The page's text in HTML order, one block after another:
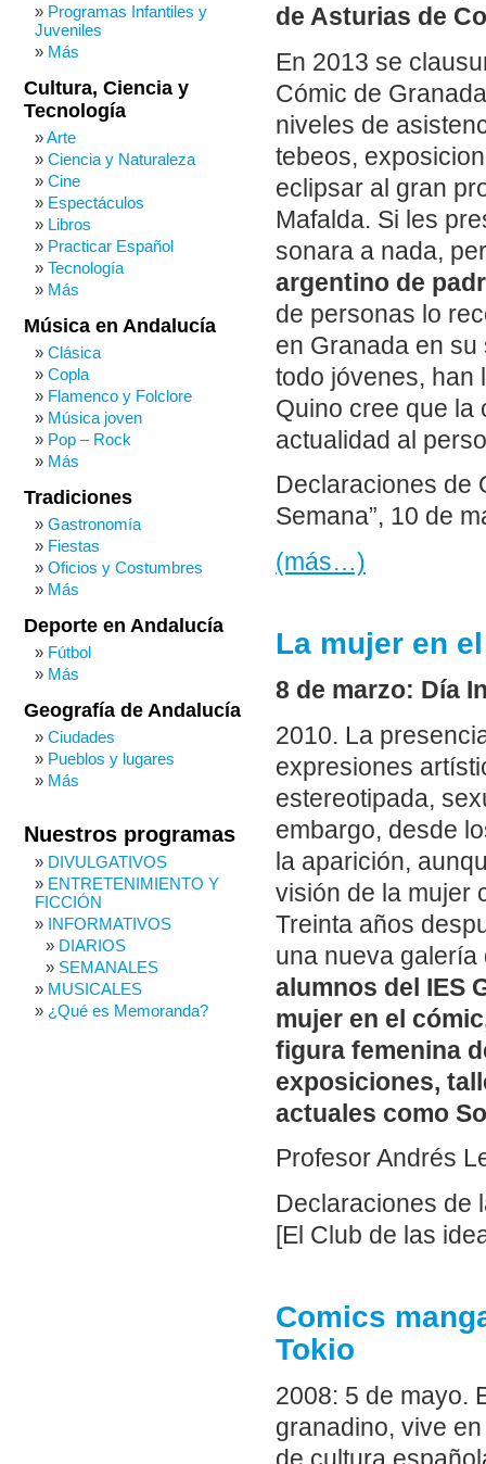
de Asturias de
En 2013 se
Cómic de
niveles de
tebeos,
eclipsar al gran
Mafalda. Si les
sonara a nada,
argentino de
de personas lo
en Granada en
todo jóvenes, han
Quino cree que la
actualidad al
Declaraciones de
Semana”, 10 de
(más…)
La mujer en
8 de marzo: Día
2010. La
expresiones
estereotipada,
embargo, desde
la aparición,
visión de la mujer
Treinta años
una nueva
alumnos del IES
mujer en el
figura femenina
exposiciones,
actuales como
Profesor Andrés
Declaraciones de
[El Club de las
Comics
Tokio
2008: 5 de mayo.
granadino, vive
Programas Infantiles y
Juveniles
Más
Cultura, Ciencia y
Tecnología
Arte
Ciencia y Naturaleza
Cine
Espectáculos
Libros
Practicar Español
Tecnología
Más
Música en Andalucía
Clásica
Copla
Flamenco y Folclore
Música joven
Pop – Rock
Más
Tradiciones
Gastronomía
Fiestas
Oficios y Costumbres
Más
Deporte en Andalucía
Fútbol
Más
Geografía de Andalucía
Ciudades
Pueblos y lugares
Más
Nuestros programas
DIVULGATIVOS
ENTRETENIMIENTO Y
FICCIÓN
INFORMATIVOS
DIARIOS
SEMANALES
MUSICALES
¿Qué es Memoranda?